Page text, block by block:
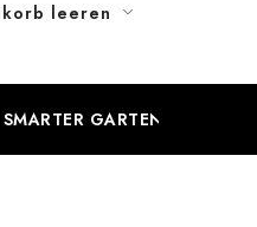
leeren
SMARTER GARTEN